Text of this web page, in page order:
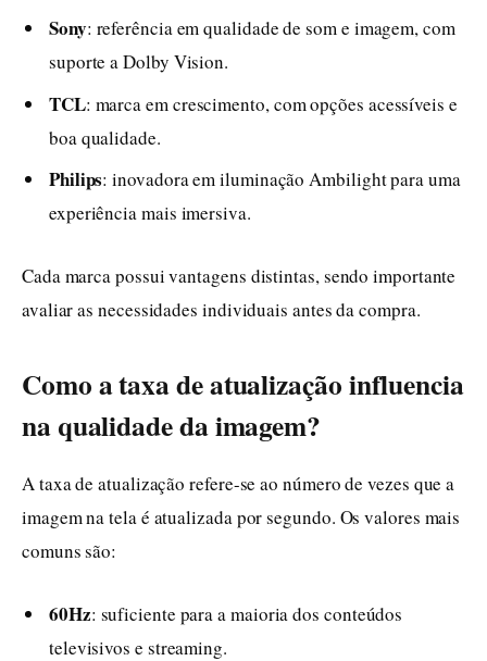
Sony: referência em qualidade de som e imagem, com
suporte a Dolby Vision.
TCL: marca em crescimento, com opções acessíveis e
boa qualidade.
Philips: inovadora em iluminação Ambilight para uma
experiência mais imersiva.
Cada marca possui vantagens distintas, sendo importante
avaliar as necessidades individuais antes da compra.
Como a taxa de atualização influencia
na qualidade da imagem?
A taxa de atualização refere-se ao número de vezes que a
imagem na tela é atualizada por segundo. Os valores mais
comuns são:
60Hz: suficiente para a maioria dos conteúdos
televisivos e streaming.